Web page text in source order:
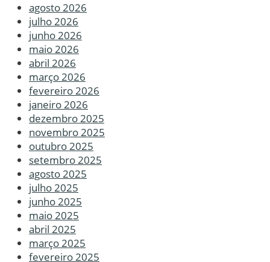
agosto 2026
julho 2026
junho 2026
maio 2026
abril 2026
março 2026
fevereiro 2026
janeiro 2026
dezembro 2025
novembro 2025
outubro 2025
setembro 2025
agosto 2025
julho 2025
junho 2025
maio 2025
abril 2025
março 2025
fevereiro 2025